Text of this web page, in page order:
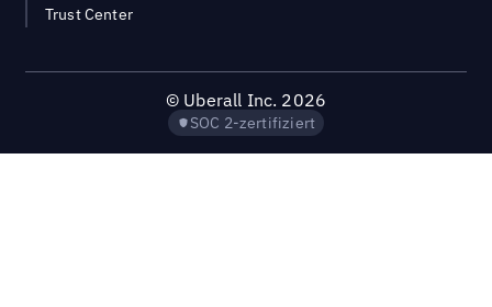
Trust Center
© Uberall Inc. 2026
SOC 2-zertifiziert